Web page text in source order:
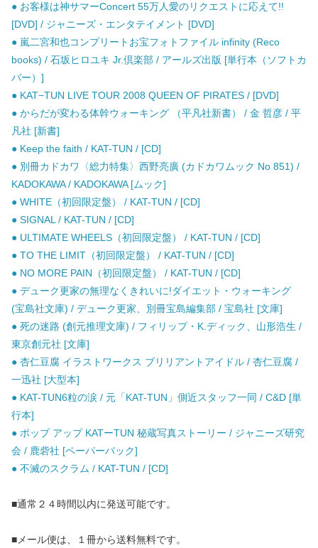
● お客様は神サマーConcert 55万人愛のリクエストに応えて!!
[DVD] / ジャニーズ・エンタテイメント [DVD]
● 嵐二宮和也コンプリートお宝フォトファイル infinity (Reco
books) / 石坂ヒロユキ Jr.倶楽部 / アールズ出版 [単行本（ソフトカ
バー）]
● KAT−TUN LIVE TOUR 2008 QUEEN OF PIRATES / [DVD]
● からだが変わる体幹ウォーキング （平凡社新書） / 金 哲彦 / 平
凡社 [新書]
● Keep the faith / KAT-TUN / [CD]
● 別冊カドカワ〈総力特集〉西野亮廣 (カドカワムック No 851) /
KADOKAWA / KADOKAWA [ムック]
● WHITE（初回限定盤） / KAT-TUN / [CD]
● SIGNAL / KAT-TUN / [CD]
● ULTIMATE WHEELS（初回限定盤） / KAT-TUN / [CD]
● TO THE LIMIT（初回限定盤） / KAT-TUN / [CD]
● NO MORE PAIN（初回限定盤） / KAT-TUN / [CD]
● デューク更家の無理なくきれいに!ダイエット・ウォーキング
(宝島社文庫) / デューク更家、別冊宝島編集部 / 宝島社 [文庫]
● 死の迷路 (創元推理文庫) / フィリップ・K.ディック、山形浩生 /
東京創元社 [文庫]
● 杏仁豆腐 イラストワークス ブリリアントアイドル / 杏仁豆腐 /
一迅社 [大型本]
● KAT-TUN6粒の涙 / 元「KAT-TUN」側近スタッフ一同 / C&D [単
行本]
● ポップ アップ KATーTUN 秘蔵写真ストーリー / ジャニーズ研究
会 / 鹿砦社 [ペーパーバック]
● 不滅のスクラム / KAT-TUN / [CD]
■通常２４時間以内に発送可能です。
■メール便は、１冊から送料無料です。